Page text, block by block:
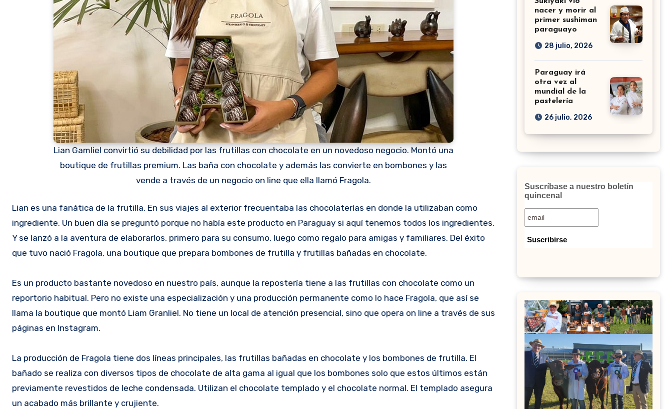
Lian Gamliel convirtió su debilidad por las frutillas con chocolate en un novedoso negocio. Montó una
boutique de frutillas premium. Las baña con chocolate y además las convierte en bombones y las
vende a través de un negocio on line que ella llamó Fragola.
Lian es una fanática de la frutilla. En sus viajes al exterior frecuentaba las chocolaterías en donde la utilizaban como
ingrediente. Un buen día se preguntó porque no había este producto en Paraguay si aquí tenemos todos los ingredientes.
Y se lanzó a la aventura de elaborarlos, primero para su consumo, luego como regalo para amigas y familiares. Del éxito
que tuvo nació Fragola, una boutique que prepara bombones de frutilla y frutillas bañadas en chocolate.
Es un producto bastante novedoso en nuestro país, aunque la repostería tiene a las frutillas con chocolate como un
reportorio habitual. Pero no existe una especialización y una producción permanente como lo hace Fragola, que así se
llama la boutique que montó Liam Granliel. No tiene un local de atención presencial, sino que opera on line a través de sus
páginas en Instagram.
La producción de Fragola tiene dos líneas principales, las frutillas bañadas en chocolate y los bombones de frutilla. El
bañado se realiza con diversos tipos de chocolate de alta gama al igual que los bombones solo que estos últimos están
previamente revestidos de leche condensada. Utilizan el chocolate templado y el chocolate normal. El templado asegura
un acabado más brillante y crujiente.
nacer y morir al
primer sushiman
paraguayo
28 julio, 2026
Paraguay irá
otra vez al
mundial de la
pastelería
26 julio, 2026
Suscríbase a nuestro boletín
quincenal